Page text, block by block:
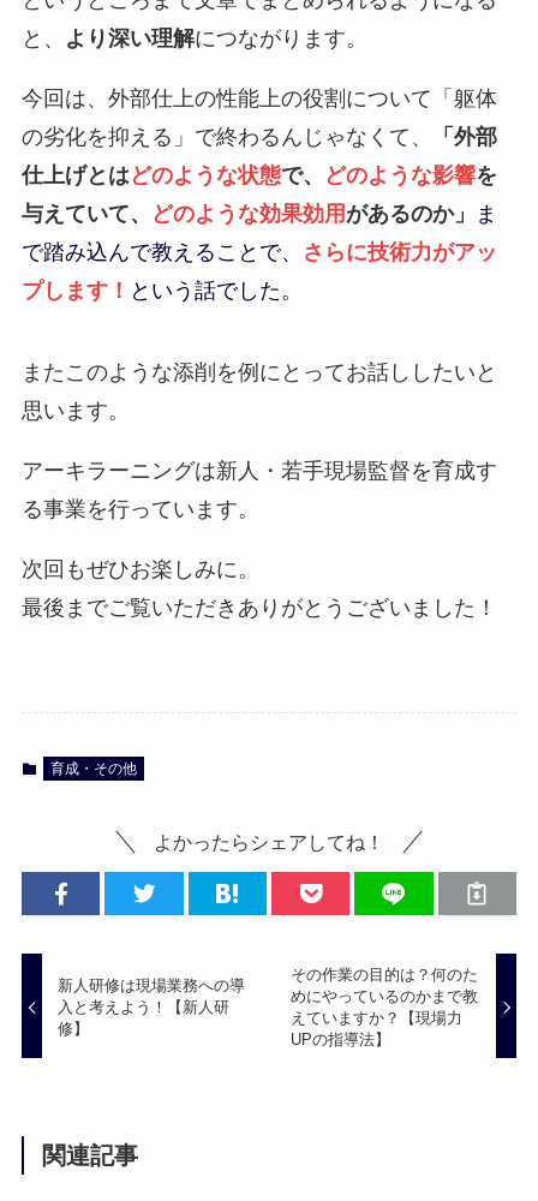
と、
より深い理解につながります。
今回は、外部仕上の性能上の役割について 「躯体
の劣化を抑える」で終わるんじゃなくて、
「外部
仕上げとはどのような状態で、 どのような影響を
与えていて、
どのような効果効用 があるのか」
ま
で踏み込んで教えることで、
さらに技術力がアッ
プします！ という話でした。
またこのような添削を例にとってお話ししたいと
思います。
アーキラーニングは新人・若手現場監督を育成す
る事業を行っています。
次回もぜひお楽しみに。
最後までご覧いただきありがとうございました！
育成・その他
よかったらシェアしてね！
新人研修は現場業務への導
入と考えよう！【新人研
修】
その作業の目的は？何のた
めにやっているのかまで教
えていますか？【現場力
UPの指導法】
関連記事